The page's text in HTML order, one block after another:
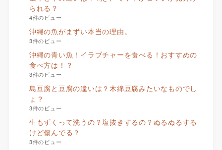
られる？
4件のビュー
沖縄の魚がまずい本当の理由。
3件のビュー
沖縄の青い魚！イラブチャーを食べる！おすすめの
食べ方は！？
3件のビュー
島豆腐と豆腐の違いは？木綿豆腐みたいなものでし
ょ？
3件のビュー
生もずくって洗うの？塩抜きするの？ぬるぬるする
けど傷んでる？
3件のビュー